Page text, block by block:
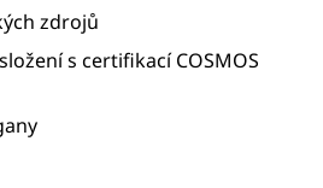
zdrojů
složenís certifikacíCOSMOS